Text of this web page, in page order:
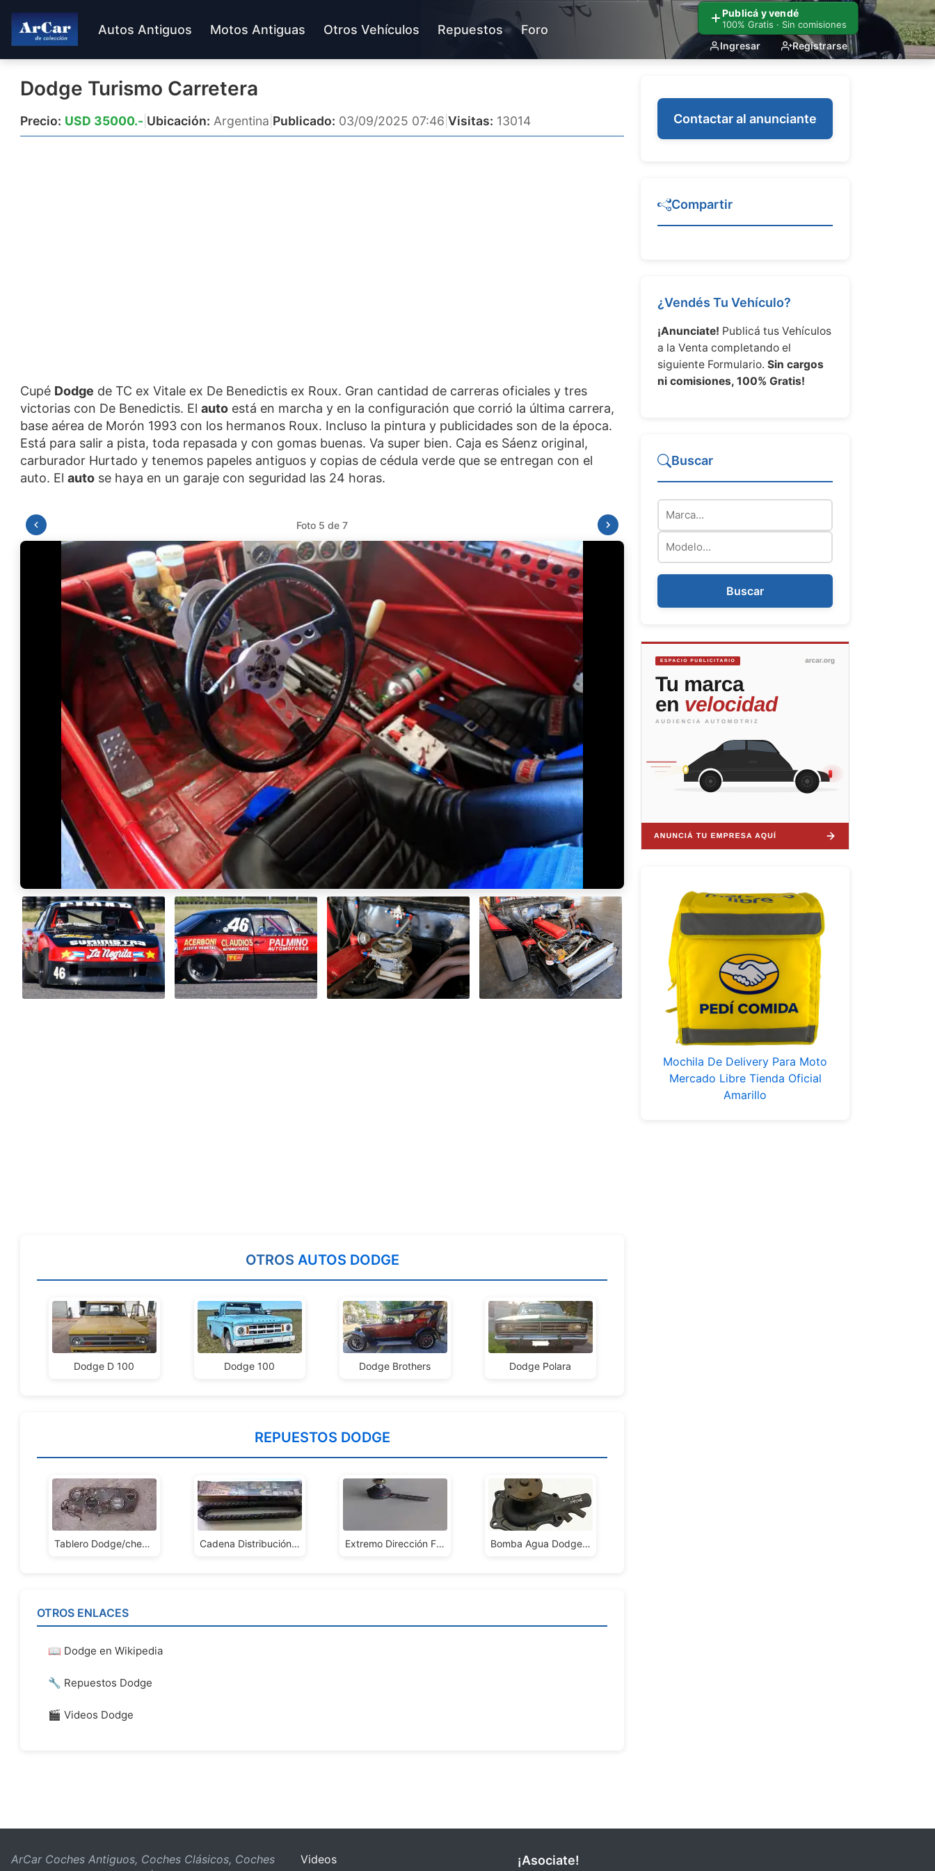
Publicá y vendé
100% Gratis · Sin comisiones
Ingresar Registrarse
Autos Antiguos Motos Antiguas Otros Vehículos Repuestos Foro
Dodge Turismo Carretera
Precio: USD 35000.- Ubicación: Argentina Publicado: 03/09/2025 07:46 Visitas: 13014
Cupé Dodge de TC ex Vitale ex De Benedictis ex Roux. Gran cantidad de carreras oficiales y tres
victorias con De Benedictis. El auto está en marcha y en la configuración que corrió la última carrera,
base aérea de Morón 1993 con los hermanos Roux. Incluso la pintura y publicidades son de la época.
Está para salir a pista, toda repasada y con gomas buenas. Va super bien. Caja es Sáenz original,
carburador Hurtado y tenemos papeles antiguos y copias de cédula verde que se entregan con el
auto. El auto
Foto 6 de 7
OTROS AUTOS DODGE
Dodge D 100 Dodge 100 Dodge Brothers Dodge Polara
REPUESTOS DODGE
Tablero Dodge/chevrolet Antiguo Cadena Distribución Dodge 55/60 Extremo Dirección F-100 60/65 - Dodge D-100 - Jeep Ika Bomba Agua Dodge Slant Six
OTROS ENLACES
📖 Dodge en Wikipedia
🔧 Repuestos Dodge
🎬 Videos Dodge
Contactar al anunciante
Compartir
¿Vendés Tu Vehículo?
¡Anunciate! Publicá tus Vehículos
a la Venta completando el
siguiente Formulario. Sin cargos
ni comisiones, 100% Gratis!
Buscar
Buscar
Mochila De Delivery Para Moto
Mercado Libre Tienda Oficial
Amarillo
ArCar Coches Antiguos, Coches Clásicos, Coches
Videos ¡Asociate!